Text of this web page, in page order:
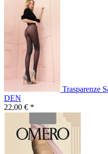
Trasparenze
DEN
22,00 € *